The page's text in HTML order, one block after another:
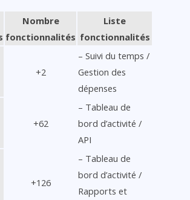
Nombre
fonctionnalités
Liste
fonctionnalités
+2
– Suivi du temps /
Gestion des
dépenses
+62
– Tableau de
bord d’activité /
API
+126
– Tableau de
bord d’activité /
Rapports et